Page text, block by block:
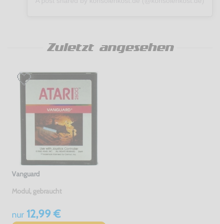
Zuletzt angesehen
Vanguard
Modul, gebraucht
nur12,99 €